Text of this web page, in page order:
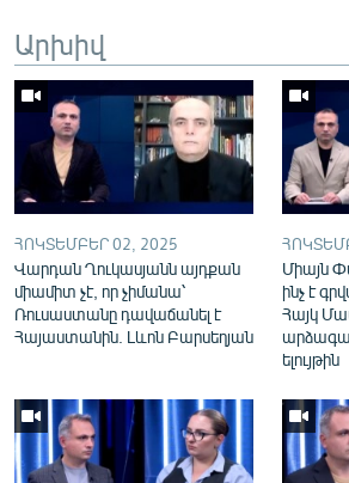
Русский
ՀԵՏԵՎԵՔ ՄԵԶ
«Ազատության» բոլոր կայքերը
Արխիվ
ՀՈԿՏԵՄԲԵՐ 02, 2025
Վարդան Ղուկասյանն այդքան
միամիտ չէ, որ չիմանա՝
Ռուսաստանը դավաճանել է
Հայաստանին. Լևոն Բարսեղյան
Միայն
ինչ է
Հայկ
ելույթին